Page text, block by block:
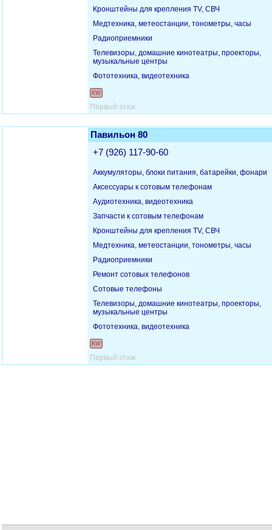
Кронштейны для крепления TV, СВЧ
Медтехника, метеостанции, тонометры, часы
Радиоприемники
Телевизоры, домашние кинотеатры, проекторы,
музыкальные центры
Фототехника, видеотехника
KW
Первый этаж
Павильон 80
+7 (926) 117-90-60
Аккумуляторы, блоки питания, батарейки, фонари
Аксессуары к сотовым телефонам
Аудиотехника, видеотехника
Запчасти к сотовым телефонам
Кронштейны для крепления TV, СВЧ
Медтехника, метеостанции, тонометры, часы
Радиоприемники
Ремонт сотовых телефонов
Сотовые телефоны
Телевизоры, домашние кинотеатры, проекторы,
музыкальные центры
Фототехника, видеотехника
KW
Первый этаж